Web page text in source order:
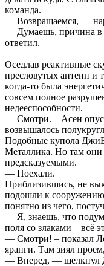
команда.
— Возвращаемся, —
— Думаешь, причина в
ответил.
Оседлав реактивные
пресловутых антенн и
когда-то была
совсем полное
недееспособности.
— Смотри. – Асен
возвышалось
Подобные купола
Металлика. Но там
предсказуемыми.
— Поехали.
Приблизившись, не
подошли к
понятно из чего,
— Я, знаешь, что
поля со злаками – всё
— Смотри! – показал
яранги. Там зиял
— Вперед, — щелкнул